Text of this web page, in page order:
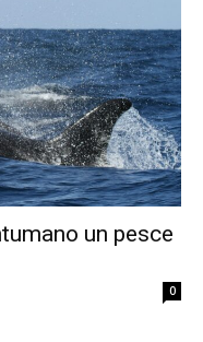
un pesce
0